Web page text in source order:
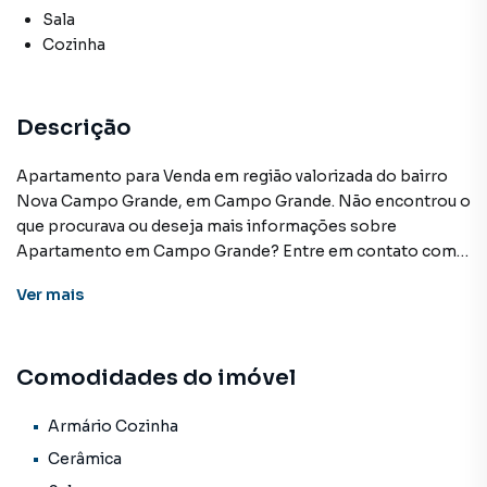
Sala
Cozinha
Descrição
Apartamento para Venda em região valorizada do bairro
Nova Campo Grande, em Campo Grande. Não encontrou o
que procurava ou deseja mais informações sobre
Apartamento em Campo Grande? Entre em contato com
e barracões para venda ou locação, além de
planta em Nova Campo Grande e em outras regiões de
Campo Grande. Aqui você encontra milhares de ofertas
Ver mais
Comodidades do imóvel
Armário Cozinha
Cerâmica